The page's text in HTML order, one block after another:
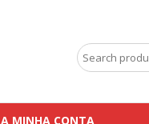
Search
for:
A MINHA CONTA